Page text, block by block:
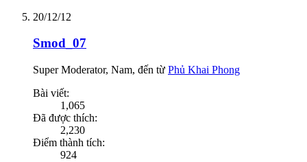
20/12/12
Smod_07
Super Moderator, Nam, đến từ Phủ Khai Phong
Bài viết:
1,065
Đã được thích:
2,230
Điểm thành tích:
924